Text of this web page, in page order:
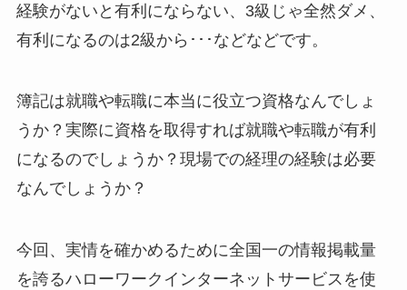
経験がないと有利にならない、3級じゃ全然ダメ、
有利になるのは2級から･･･などなどです。
簿記は就職や転職に本当に役立つ資格なんでしょ
うか？実際に資格を取得すれば就職や転職が有利
になるのでしょうか？現場での経理の経験は必要
なんでしょうか？
今回、実情を確かめるために全国一の情報掲載量
を誇るハローワークインターネットサービスを使